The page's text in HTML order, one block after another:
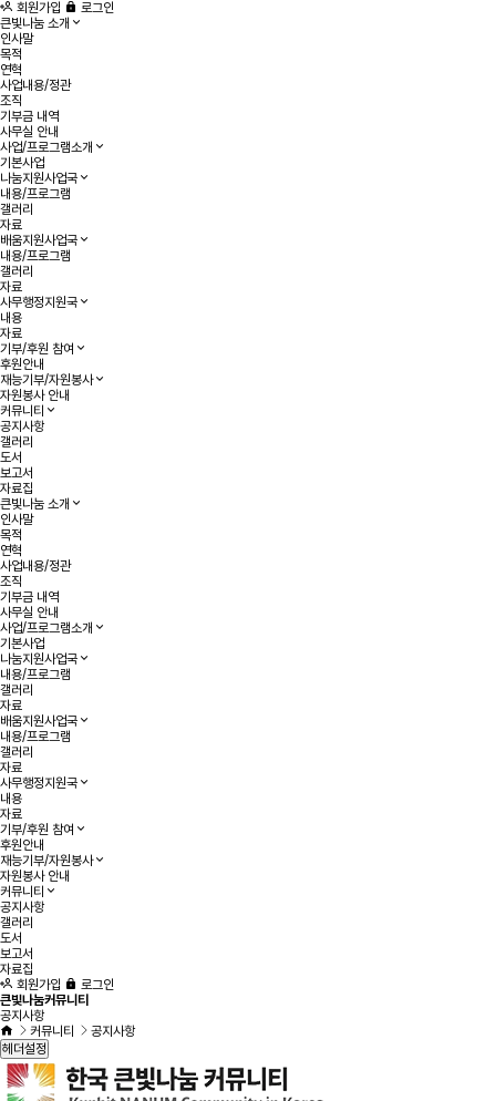
회원가입
로그인
큰빛나눔 소개
인사말
목적
연혁
사업내용/정관
조직
기부금 내역
사무실 안내
사업/프로그램소개
기본사업
나눔지원사업국
내용/프로그램
갤러리
자료
배움지원사업국
내용/프로그램
갤러리
자료
사무행정지원국
내용
자료
기부/후원 참여
후원안내
재능기부/자원봉사
자원봉사 안내
커뮤니티
공지사항
갤러리
도서
보고서
자료집
큰빛나눔 소개
인사말
목적
연혁
사업내용/정관
조직
기부금 내역
사무실 안내
사업/프로그램소개
기본사업
나눔지원사업국
내용/프로그램
갤러리
자료
배움지원사업국
내용/프로그램
갤러리
자료
사무행정지원국
내용
자료
기부/후원 참여
후원안내
재능기부/자원봉사
자원봉사 안내
커뮤니티
공지사항
갤러리
도서
보고서
자료집
회원가입
로그인
큰빛나눔커뮤니티
공지사항
커뮤니티
공지사항
헤더설정